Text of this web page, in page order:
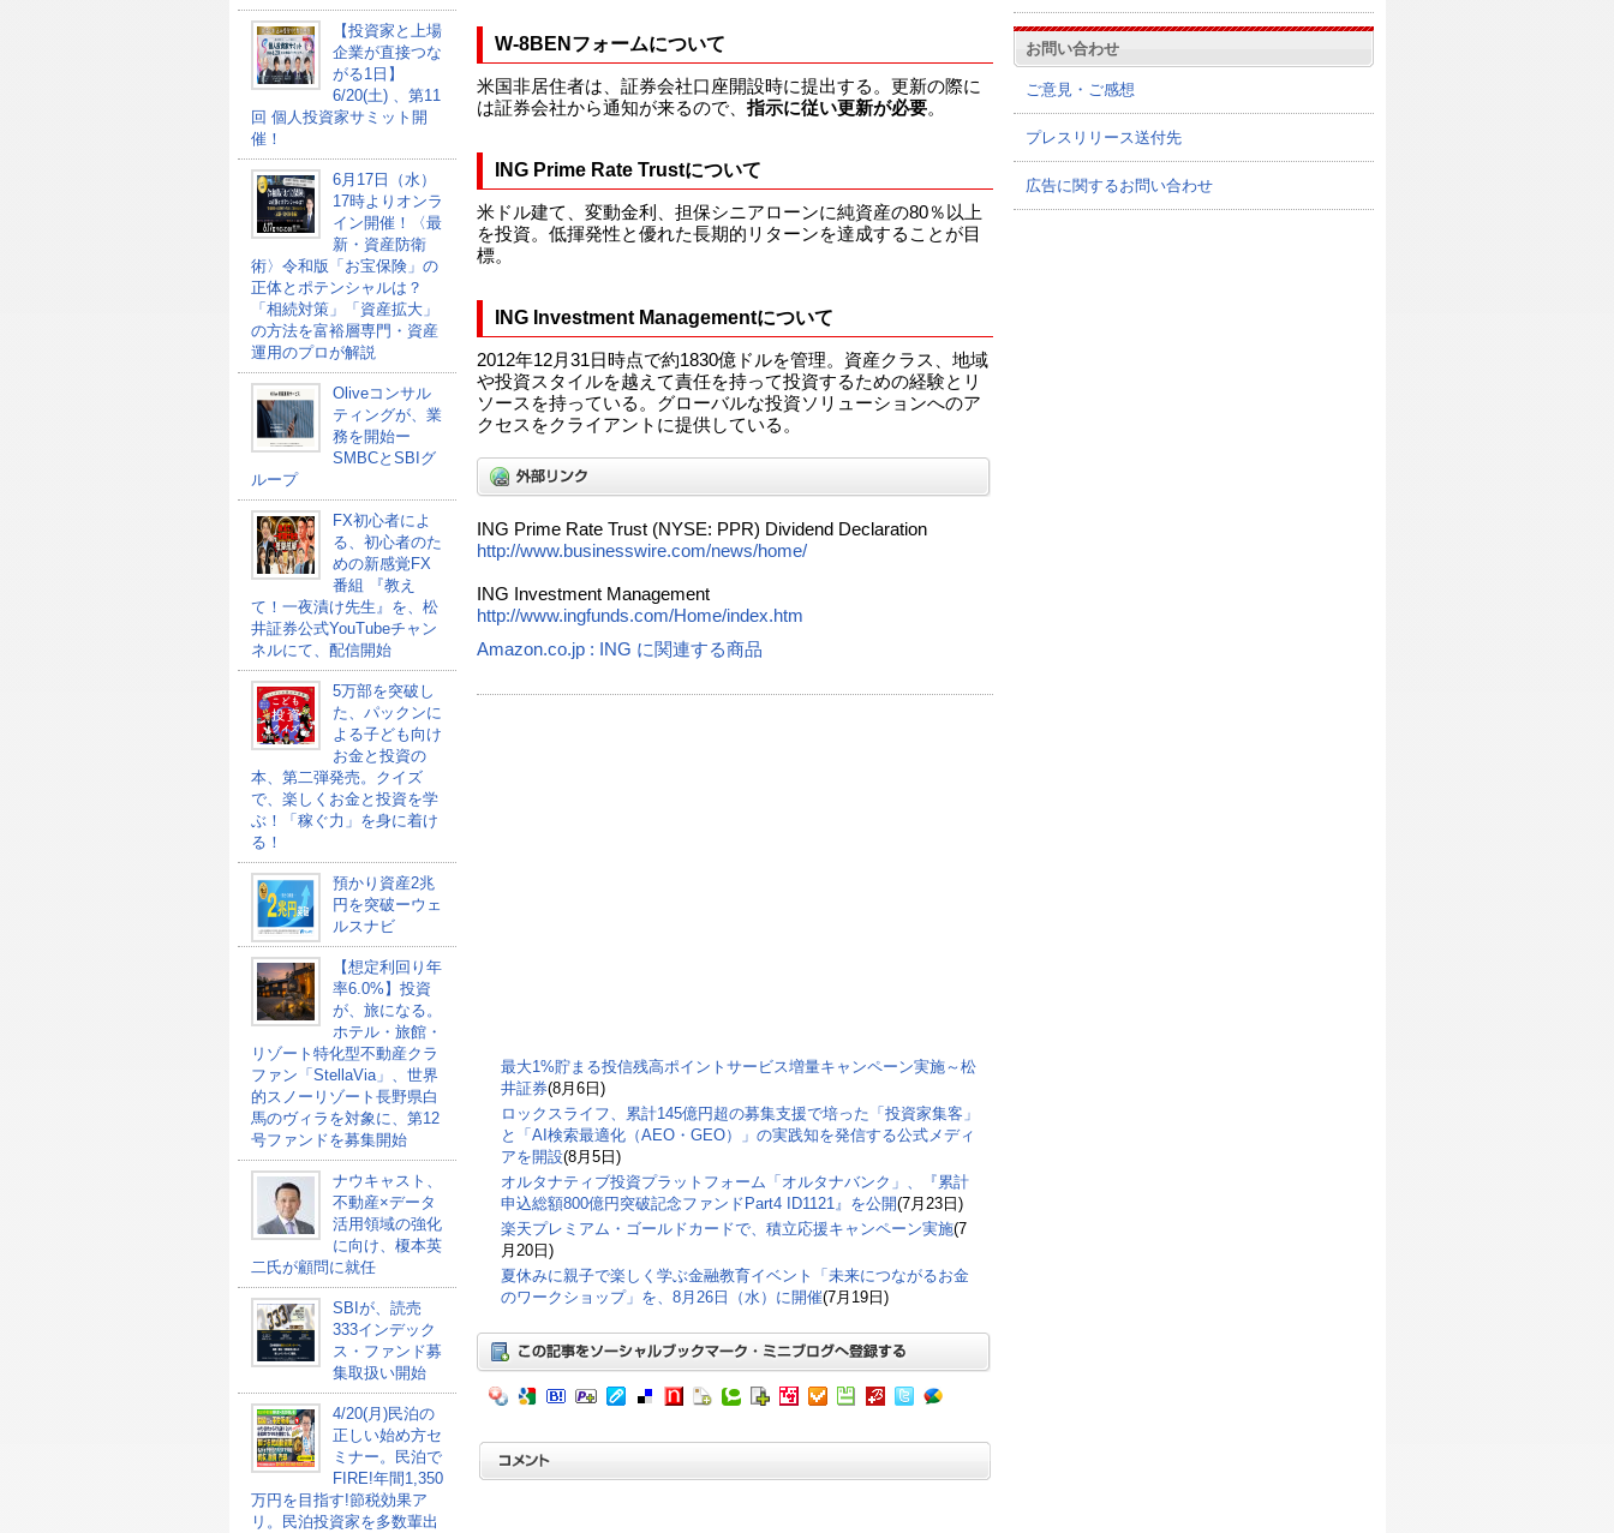
【投資家と上場
企業が直接つな
がる1日】
6/20(土) 、第11
回 個人投資家サミット開
催！
6月17日（水）
17時よりオンラ
イン開催！〈最
新・資産防衛
術〉令和版「お宝保険」の
正体とポテンシャルは？
「相続対策」「資産拡大」
の方法を富裕層専門・資産
運用のプロが解説
Oliveコンサル
ティングが、業
務を開始ー
SMBCとSBIグ
ループ
FX初心者によ
る、初心者のた
めの新感覚FX
番組 『教え
て！一夜漬け先生』を、松
井証券公式YouTubeチャン
ネルにて、配信開始
5万部を突破し
た、パックンに
よる子ども向け
お金と投資の
本、第二弾発売。クイズ
で、楽しくお金と投資を学
ぶ！「稼ぐ力」を身に着け
る！
預かり資産2兆
円を突破ーウェ
ルスナビ
【想定利回り年
率6.0%】投資
が、旅になる。
ホテル・旅館・
リゾート特化型不動産クラ
ファン「StellaVia」、世界
的スノーリゾート長野県白
馬のヴィラを対象に、第12
号ファンドを募集開始
ナウキャスト、
不動産×データ
活用領域の強化
に向け、榎本英
二氏が顧問に就任
SBIが、読売
333インデック
ス・ファンド募
集取扱い開始
4/20(月)民泊の
正しい始め方セ
ミナー。民泊で
FIRE!年間1,350
万円を目指す!節税効果ア
リ。民泊投資家を多数輩出
W-8BENフォームについて
米国非居住者は、証券会社口座開設時に提出する。更新の際に
は証券会社から通知が来るので、 指示に従い更新が必要。
ING Prime Rate Trustについて
米ドル建て、変動金利、担保シニアローンに純資産の80％以上
を投資。低揮発性と優れた長期的リターンを達成することが目
標。
ING Investment Managementについて
2012年12月31日時点で約1830億ドルを管理。資産クラス、地域
や投資スタイルを越えて責任を持って投資するための経験とリ
ソースを持っている。​​グローバルな投資ソリューションへのア
クセスをクライアントに提供している。
ING Prime Rate Trust (NYSE: PPR) Dividend Declaration
http://www.businesswire.com/news/home/
ING Investment Management
http://www.ingfunds.com/Home/index.htm
Amazon.co.jp : ING に関連する商品
最大1%貯まる投信残高ポイントサービス増量キャンペーン実施～松
井証券(8月6日)
ロックスライフ、累計145億円超の募集支援で培った「投資家集客」
と「AI検索最適化（AEO・GEO）」の実践知を発信する公式メディ
アを開設(8月5日)
オルタナティブ投資プラットフォーム「オルタナバンク」、『累計
申込総額800億円突破記念ファンドPart4 ID1121』を公開(7月23日)
楽天プレミアム・ゴールドカードで、積立応援キャンペーン実施(7
月20日)
夏休みに親子で楽しく学ぶ金融教育イベント「未来につながるお金
のワークショップ」を、8月26日（水）に開催(7月19日)
お問い合わせ
ご意見・ご感想
プレスリリース送付先
広告に関するお問い合わせ